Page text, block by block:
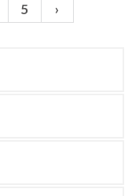
5 ›